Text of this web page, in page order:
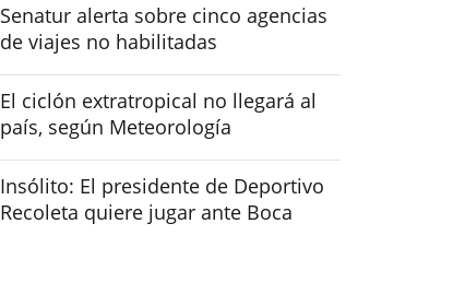
Senatur alerta sobre cinco agencias
de viajes no habilitadas
El ciclón extratropical no llegará al
país, según Meteorología
Insólito: El presidente de Deportivo
Recoleta quiere jugar ante Boca